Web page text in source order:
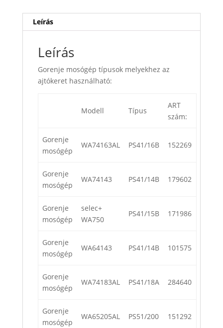
Leírás
Leírás
Gorenje mosógép típusok melyekhez az
ajtókeret használható:
Modell Típus
ART
szám:
Gorenje
mosógép
WA74163AL PS41/16B 152269
Gorenje
mosógép
WA74143 PS41/14B 179602
Gorenje
mosógép
selec+
WA750
PS41/15B 171986
Gorenje
mosógép
WA64143 PS41/14B 101575
Gorenje
mosógép
WA74183AL PS41/18A 284640
Gorenje
mosógép
WA65205AL PS51/200 151292